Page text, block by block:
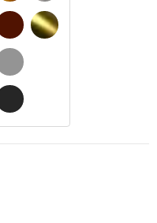
FONCÉ
BRUN FONCÉ
GRIS CLAIR
GRIS FONCÉ
OR